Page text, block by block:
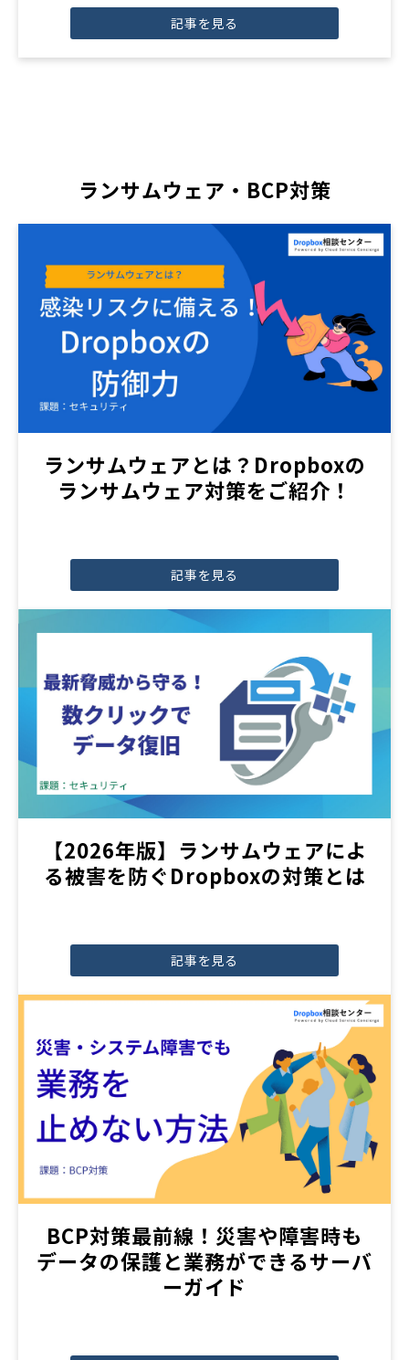
記事を見る
ランサムウェア・BCP対策
ランサムウェアとは？Dropboxの
ランサムウェア対策をご紹介！
記事を見る
【2026年版】ランサムウェアによ
る被害を防ぐDropboxの対策とは
記事を見る
BCP対策最前線！災害や障害時も
データの保護と業務ができるサーバ
ーガイド